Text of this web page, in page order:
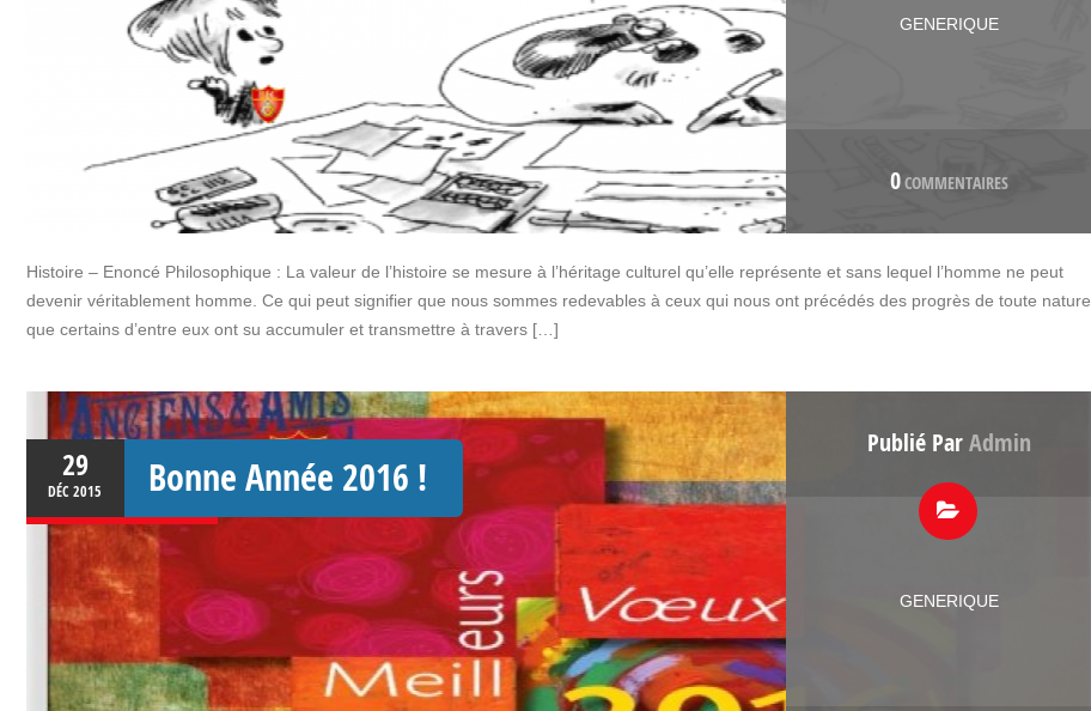
GENERIQUE
0COMMENTAIRES
Histoire – Enoncé Philosophique : La valeur de l’histoire se mesure à l’héritage culturel qu’elle représente et sans lequel l’homme ne peut
devenir véritablement homme. Ce qui peut signifier que nous sommes redevables à ceux qui nous ont précédés des progrès de toute nature
que certains d’entre eux ont su accumuler et transmettre à travers […]
29
DÉC2015 Bonne Année 2016 !
Publié ParAdmin
GENERIQUE